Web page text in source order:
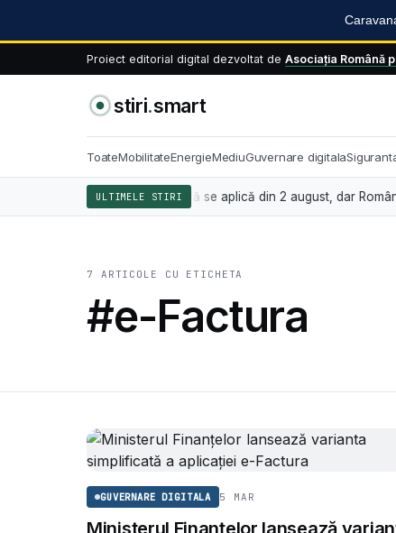
Proiect editorial digital dezvoltat de Asociația Română
stiri.smart
ToateMobilitateEnergieMediuGuvernare digitala
ULTIMELE STIRI
inteligența artificială se aplică din 2 august, dar România nu
7 ARTICOLE CU ETICHETA
#e-Factura
GUVERNARE DIGITALA 5 MAR
Ministerul Finanțelor lansează